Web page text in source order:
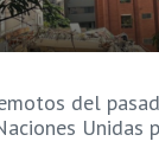
del
Unidas